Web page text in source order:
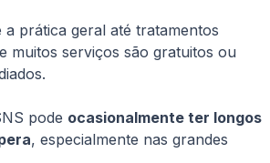
a prática geral até tratamentos
muitos serviços são gratuitos ou
pode ocasionalmente ter longos
, especialmente nas grandes